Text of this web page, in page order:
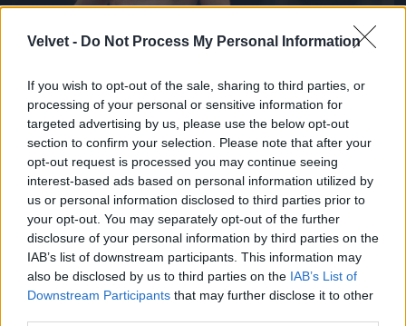
Velvet - Do Not Process My Personal Information
If you wish to opt-out of the sale, sharing to third parties, or
processing of your personal or sensitive information for
targeted advertising by us, please use the below opt-out
section to confirm your selection. Please note that after your
opt-out request is processed you may continue seeing
interest-based ads based on personal information utilized by
us or personal information disclosed to third parties prior to
your opt-out. You may separately opt-out of the further
disclosure of your personal information by third parties on the
IAB’s list of downstream participants. This information may
also be disclosed by us to third parties on the IAB’s List of
Downstream Participants that may further disclose it to other
Ben Rothwell is győzött – amint látják, a ketrecharc
sem a kockahason múlik
Fotó: Ed Mulholland/zuffa Llc / Europress / Getty #6
Jön még kép!